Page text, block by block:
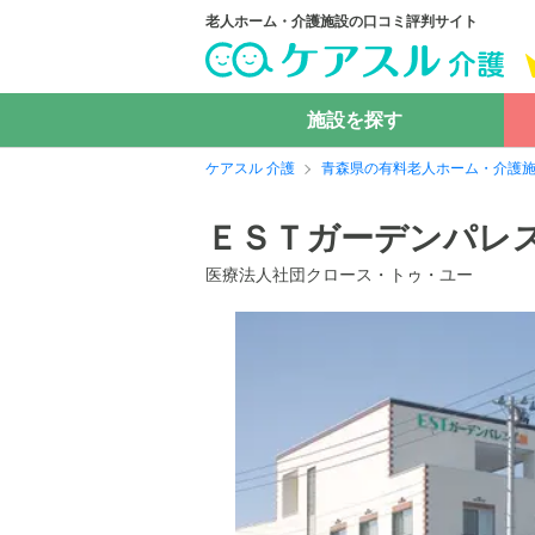
老人ホーム・介護施設の口コミ評判サイト
施設を探す
ケアスル 介護 青森県の有料老人ホーム・介護
ＥＳＴガーデンパ
医療法人社団クロース・トゥ・ユー